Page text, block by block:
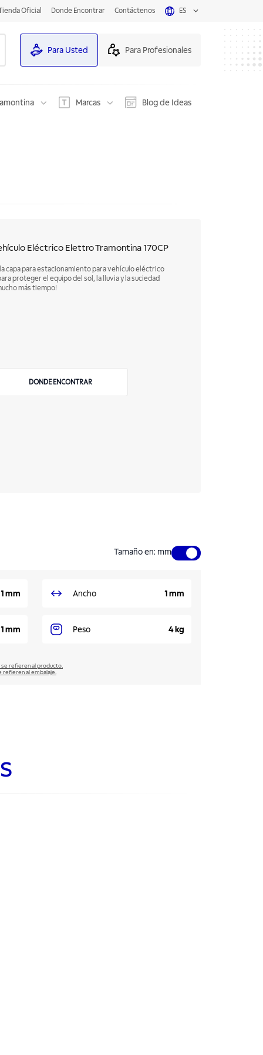
Oficial Donde Encontrar Contáctenos ES
Para Usted Para Profesionales
Marcas Blog de Ideas
Eléctrico Elettro Tramontina 170CP
capa para estacionamiento para vehículo eléctrico
proteger el equipo del sol, la lluvia y la suciedad
más tiempo!
DONDE ENCONTRAR
Tamaño en: mm
1 mm Ancho 1 mm
1 mm Peso 4 kg
refieren al producto.
refieren al embalaje.